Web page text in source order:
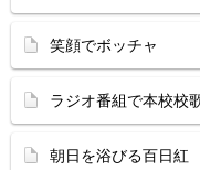
笑顔でボッチャ
ラジオ番組で本校校
朝日を浴びる百日紅